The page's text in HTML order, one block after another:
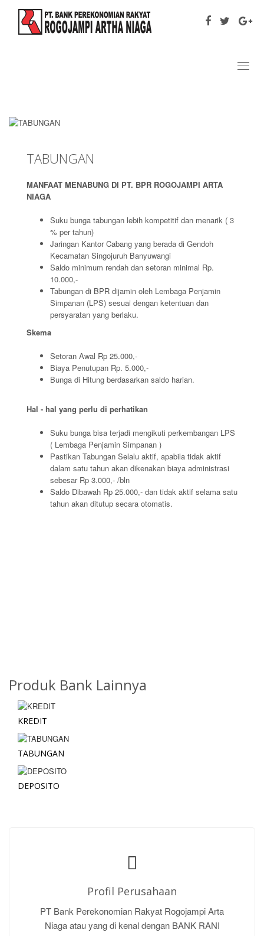
TABUNGAN
MANFAAT MENABUNG DI PT. BPR ROGOJAMPI ARTA
NIAGA
Suku bunga tabungan lebih kompetitif dan menarik ( 3
% per tahun)
Jaringan Kantor Cabang yang berada di Gendoh
Kecamatan Singojuruh Banyuwangi
Saldo minimum rendah dan setoran minimal Rp.
10.000,-
Tabungan di BPR dijamin oleh Lembaga Penjamin
Simpanan (LPS) sesuai dengan ketentuan dan
persyaratan yang berlaku.
Skema
Setoran Awal Rp 25.000,-
Biaya Penutupan Rp. 5.000,-
Bunga di Hitung berdasarkan saldo harian.
Hal - hal yang perlu di perhatikan
Suku bunga bisa terjadi mengikuti perkembangan LPS
( Lembaga Penjamin Simpanan )
Pastikan Tabungan Selalu aktif, apabila tidak aktif
dalam satu tahun akan dikenakan biaya administrasi
sebesar Rp 3.000,- /bln
Saldo Dibawah Rp 25.000,- dan tidak aktif selama satu
tahun akan ditutup secara otomatis.
Produk Bank Lainnya
KREDIT
TABUNGAN
DEPOSITO
Profil Perusahaan
PT Bank Perekonomian Rakyat Rogojampi Arta
Niaga atau yang di kenal dengan BANK RANI